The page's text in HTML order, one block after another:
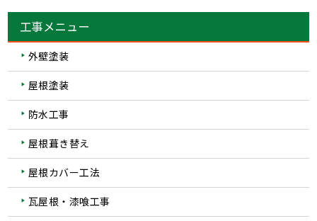
工事メニュー
外壁塗装
屋根塗装
防水工事
屋根葺き替え
屋根カバー工法
瓦屋根・漆喰工事